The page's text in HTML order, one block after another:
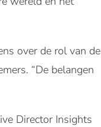
over de rol van de
“De belangen
Director Insights